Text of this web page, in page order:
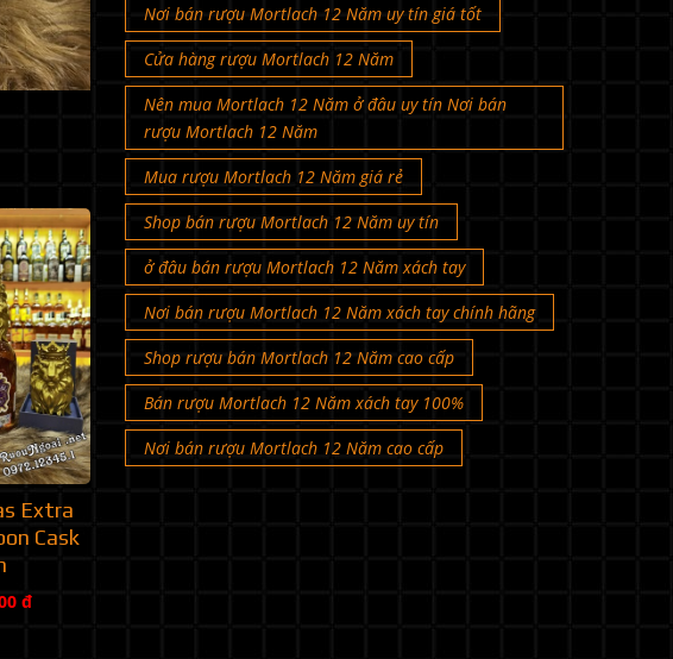
Extra
Cask
đ
Nơi bán rượu Mortlach 12 Năm uy tín giá tốt
Cửa hàng rượu Mortlach 12 Năm
Nên mua Mortlach 12 Năm ở đâu uy tín Nơi bán
rượu Mortlach 12 Năm
Mua rượu Mortlach 12 Năm giá rẻ
Shop bán rượu Mortlach 12 Năm uy tín
ở đâu bán rượu Mortlach 12 Năm xách tay
Nơi bán rượu Mortlach 12 Năm xách tay chính hãng
Shop rượu bán Mortlach 12 Năm cao cấp
Bán rượu Mortlach 12 Năm xách tay 100%
Nơi bán rượu Mortlach 12 Năm cao cấp